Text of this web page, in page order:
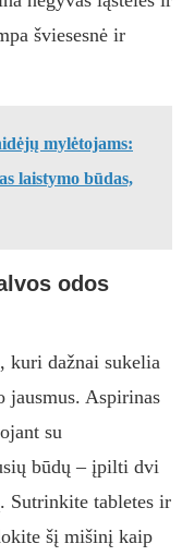
šviesesnė ir
mylėtojams:
laistymo būdas,
odos
kuri dažnai sukelia
jausmus. Aspirinas
su
būdų – įpilti dvi
Sutrinkite tabletes ir
šį mišinį kaip